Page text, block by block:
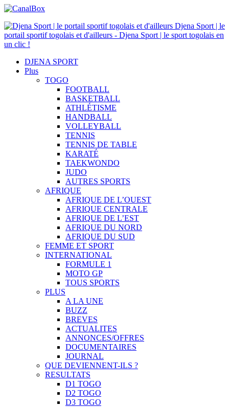
Djena Sport | le
portail sportif togolais et d'ailleurs - Djena Sport | le sport togolais en
un clic !
DJENA SPORT
Plus
TOGO
FOOTBALL
BASKETBALL
ATHLÉTISME
HANDBALL
VOLLEYBALL
TENNIS
TENNIS DE TABLE
KARATÉ
TAEKWONDO
JUDO
AUTRES SPORTS
AFRIQUE
AFRIQUE DE L’OUEST
AFRIQUE CENTRALE
AFRIQUE DE L’EST
AFRIQUE DU NORD
AFRIQUE DU SUD
FEMME ET SPORT
INTERNATIONAL
FORMULE 1
MOTO GP
TOUS SPORTS
PLUS
A LA UNE
BUZZ
BREVES
ACTUALITES
ANNONCES/OFFRES
DOCUMENTAIRES
JOURNAL
QUE DEVIENNENT-ILS ?
RESULTATS
D1 TOGO
D2 TOGO
D3 TOGO